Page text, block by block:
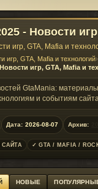
- Новости
игр, GTA, Mafia и
игр, GTA, Mafia и технологий›
игр, GTA, Mafia и
GtaMania:
и событиям
Дата: 2026-08-07 Архив:
✓ GTA / MAFIA /
НОВЫЕ